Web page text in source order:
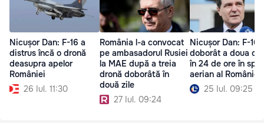
Nicușor Dan: F-16 a
distrus încă o dronă
deasupra apelor
României
26 Iul. 11:30
România l-a convocat
pe ambasadorul Rusiei
la MAE după a treia
dronă doborâtă în
două zile
27 Iul. 09:24
Nicușor Dan: F-16
doborât a doua
în 24 de ore în
aerian al României
25 Iul. 09:25